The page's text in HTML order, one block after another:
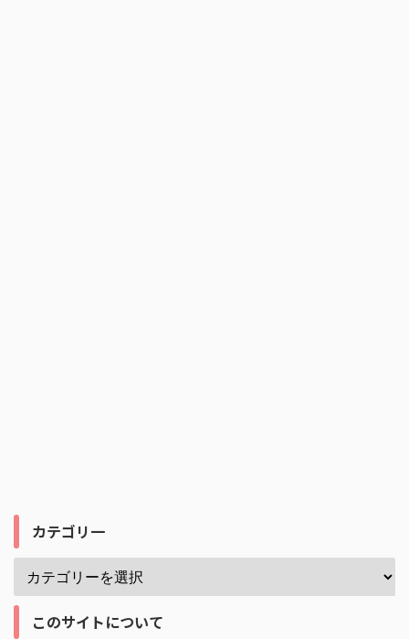
カテゴリ一
このサイトについて